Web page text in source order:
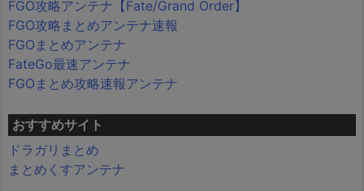
FGO攻略アンテナ【Fate/Grand Order】
FGO攻略まとめアンテナ速報
FGOまとめアンテナ
FateGo最速アンテナ
FGOまとめ攻略速報アンテナ
おすすめサイト
ドラガリまとめ
まとめくすアンテナ